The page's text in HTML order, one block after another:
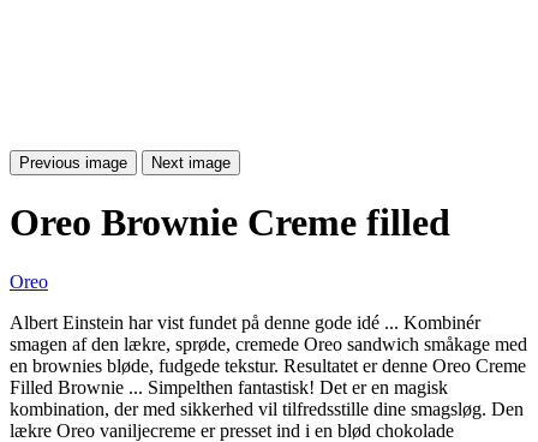
Previous image Next image
Oreo Brownie Creme filled
Oreo
Albert Einstein har vist fundet på denne gode idé ... Kombinér
smagen af den lækre, sprøde, cremede Oreo sandwich småkage med
en brownies bløde, fudgede tekstur. Resultatet er denne Oreo Creme
Filled Brownie ... Simpelthen fantastisk! Det er en magisk
kombination, der med sikkerhed vil tilfredsstille dine smagsløg. Den
lækre Oreo vaniljecreme er presset ind i en blød chokolade